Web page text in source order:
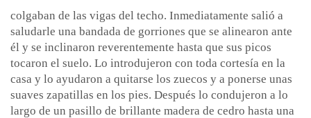
colgaban de las vigas del techo. Inmediatamente salió a
saludarle una bandada de gorriones que se alinearon ante
él y se inclinaron reverentemente hasta que sus picos
tocaron el suelo. Lo introdujeron con toda cortesía en la
casa y lo ayudaron a quitarse los zuecos y a ponerse unas
suaves zapatillas en los pies. Después lo condujeron a lo
largo de un pasillo de brillante madera de cedro hasta una